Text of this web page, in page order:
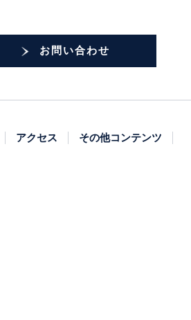
お問い合わせ
アクセス その他コンテンツ